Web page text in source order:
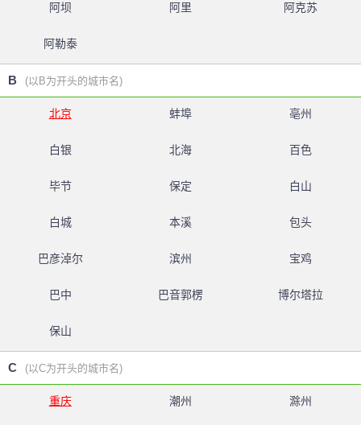
阿坝 阿里 阿克苏
阿勒泰
B (以B为开头的城市名)
北京 蚌埠 亳州
白银 北海 百色
毕节 保定 白山
白城 本溪 包头
巴彦淖尔 滨州 宝鸡
巴中 巴音郭楞 博尔塔拉
保山
C (以C为开头的城市名)
重庆 潮州 滁州